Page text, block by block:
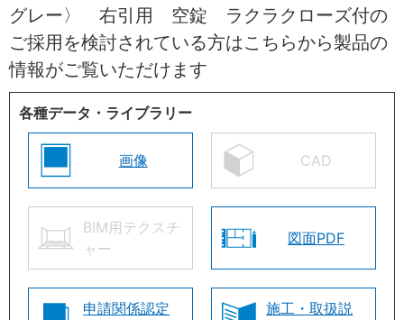
グレー〉 右引用 空錠 ラクラクローズ付の
ご採用を検討されている方はこちらから製品の
情報がご覧いただけます
各種データ・ライブラリー
画像 CAD
BIM用テクスチ
ャー
図面PDF
申請関係認定
施工・取扱説